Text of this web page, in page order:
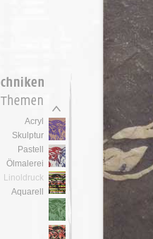
Acryl
Skulptur
Pastell
Ölmalerei
Linoldruck
Aquarell